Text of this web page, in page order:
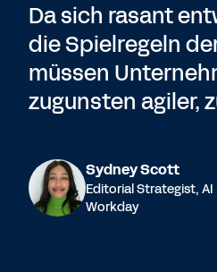
Da sich rasant
die Spielregeln
müssen
zugunsten agiler,
Sydney Scott
Editorial Strategist, AI
Workday